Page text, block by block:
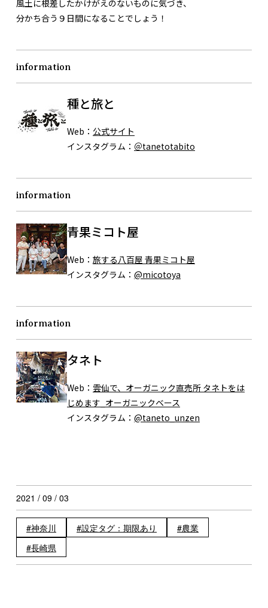
風土に根差したかけがえのないものに気づき、
分かち合う９日間になることでしょう！
information
種と旅と
Web： 公式サイト
インスタグラム： ＠tanetotabito
information
青果ミコト屋
Web： 旅する八百屋 青果ミコト屋
インスタグラム： @micotoya
information
タネト
Web： 雲仙で、オーガニック直売所 タネトをは
じめます_オーガニックベース
インスタグラム： @taneto_unzen
2021 / 09 / 03
神奈川 設定タグ：期限あり
農業
長崎県